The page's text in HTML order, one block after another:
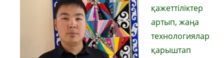
қажеттіліктер
артып, жаңа
технологиялар
қарыштап